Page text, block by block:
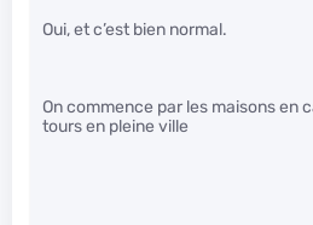
Oui, et c’est bien normal.
On commence par les maisons en
tours en pleine ville